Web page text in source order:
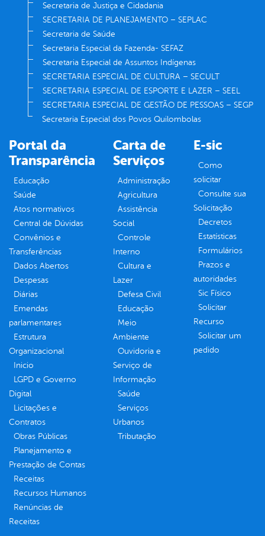
Secretaria de Justiça e Cidadania
SECRETARIA DE PLANEJAMENTO – SEPLAC
Secretaria de Saúde
Secretaria Especial da Fazenda- SEFAZ
Secretaria Especial de Assuntos Indígenas
SECRETARIA ESPECIAL DE CULTURA – SECULT
SECRETARIA ESPECIAL DE ESPORTE E LAZER – SEEL
SECRETARIA ESPECIAL DE GESTÃO DE PESSOAS – SEGP
Secretaria Especial dos Povos Quilombolas
Portal da
Transparência
Educação
Saúde
Atos normativos
Central de Dúvidas
Convênios e
Transferências
Dados Abertos
Despesas
Diárias
Emendas
parlamentares
Estrutura
Organizacional
Inicio
LGPD e Governo
Digital
Licitações e
Contratos
Obras Públicas
Planejamento e
Prestação de Contas
Receitas
Recursos Humanos
Renúncias de
Receitas
Carta de
Serviços
Administração
Agricultura
Assistência
Social
Controle
Interno
Cultura e
Lazer
Defesa Civil
Educação
Meio
Ambiente
Ouvidoria e
Serviço de
Informação
Saúde
Serviços
Urbanos
Tributação
E-sic
Como
solicitar
Consulte sua
Solicitação
Decretos
Estatísticas
Formulários
Prazos e
autoridades
Sic Físico
Solicitar
Recurso
Solicitar um
pedido